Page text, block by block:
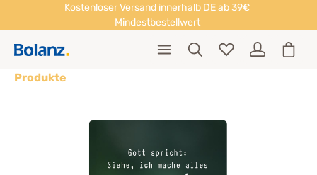
Kostenloser Versand innerhalb DE ab 39€
Mindestbestellwert
Produkte